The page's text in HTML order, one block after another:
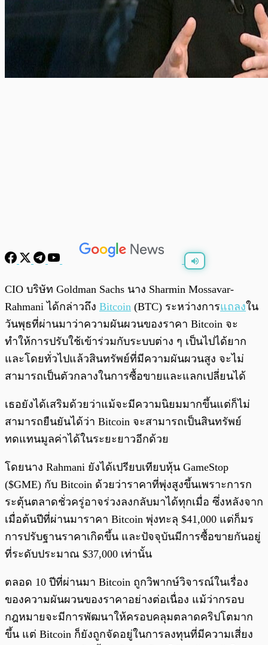
พร้อมเล่น
CIO บริษัท Goldman Sachs นาง Sharmin Mossavar-
Rahmani ได้กล่าวถึง Bitcoin (BTC) ระหว่างการแถลงใน
วันพุธที่ผ่านมาว่าความผันผวนของราคา Bitcoin จะ
ทำให้การปรับใช้เข้าร่วมกับระบบต่าง ๆ เป็นไปได้ยาก
และโดยทั่วไปแล้วสินทรัพย์ที่มีความผันผวนสูง จะไม่
สามารถเป็นตัวกลางในการซื้อขายและแลกเปลี่ยนได้
เธอยังได้เสริมด้วยว่าแม้จะมีความนิยมมากขึ้นแต่ก็ไม่
สามารถยืนยันได้ว่า Bitcoin จะสามารถเป็นสินทรัพย์
ทดแทนมูลค่าได้ในระยะยาวอีกด้วย
โดยนาง Rahmani ยังได้เปรียบเทียบหุ้น GameStop
($GME) กับ Bitcoin ด้วยว่าราคาที่พุ่งสูงขึ้นเพราะการก
ระตุ้นตลาดชั่วครู่อาจร่วงลงกลับมาได้ทุกเมื่อ ซึ่งหลังจาก
เมื่อต้นปีที่ผ่านมาราคา Bitcoin พุ่งทะลุ $41,000 แต่ก็มร
การปรับฐานราคาเกิดขึ้น และปัจจุบันมีการซื้อขายกันอยู่
ที่ระดับประมาณ $37,000 เท่านั้น
ตลอด 10 ปีที่ผ่านมา Bitcoin ถูกวิพากษ์วิจารณ์ในเรื่อง
ของความผันผวนของราคาอย่างต่อเนื่อง แม้ว่ากรอบ
กฎหมายจะมีการพัฒนาให้ครอบคลุมตลาดคริปโตมาก
ขึ้น แต่ Bitcoin ก็ยังถูกจัดอยู่ในการลงทุนที่มีความเสี่ยง